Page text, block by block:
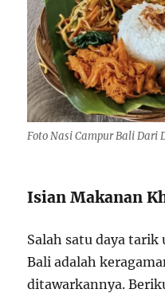
Foto Nasi Campur Bali
Isian Makanan
Salah satu daya tarik
Bali adalah
ditawarkannya.